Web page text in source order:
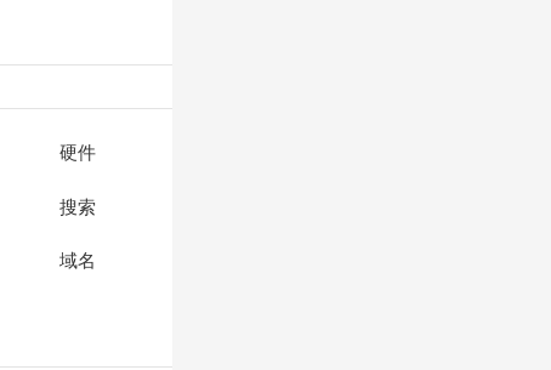
硬件
搜索
域名